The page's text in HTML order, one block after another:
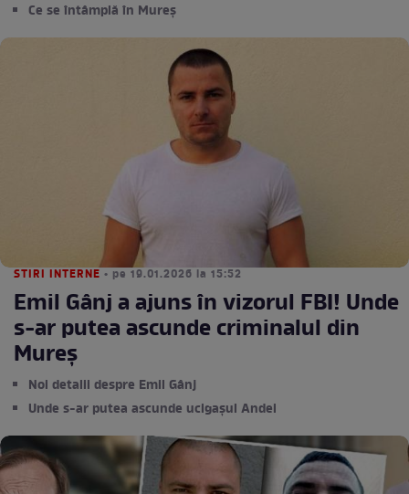
Ce se întâmplă în Mureș
STIRI INTERNE • pe 19.01.2026 la 15:52
Emil Gânj a ajuns în vizorul FBI! Unde
s-ar putea ascunde criminalul din
Mureș
Noi detalii despre Emil Gânj
Unde s-ar putea ascunde ucigașul Andei